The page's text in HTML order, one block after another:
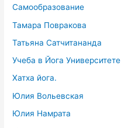
Самообразование
Тамара Повракова
Татьяна Сатчитананда
Учеба в Йога Университете
Хатха йога.
Юлия Вольевская
Юлия Намрата